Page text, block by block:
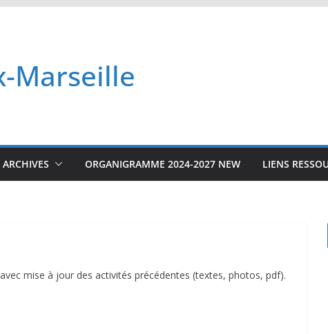
Marseille
ARCHIVES ORGANIGRAMME 2024-2027 NEW LIENS
mise à jour des activités précédentes (textes, photos, pdf).